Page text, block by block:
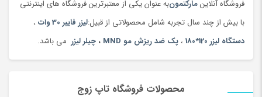
فروشگاه آنلاینمارکتمونبه عنوان یکی از معتبرترین فروشگاه های اینترنتی
با بیش از چند سال تجربه شامل محصولاتی از قبیل:لیزر فایبر 30 وات
،
دستگاه لیزر 120*180
، پک ضد ریزش مو MND ، چیلر لیزر می باشد.
محصولات فروشگاه تاپ زوج
زمینه های استفاده های ازدستگاه پلاسما جتمیتواند به شرح زیر